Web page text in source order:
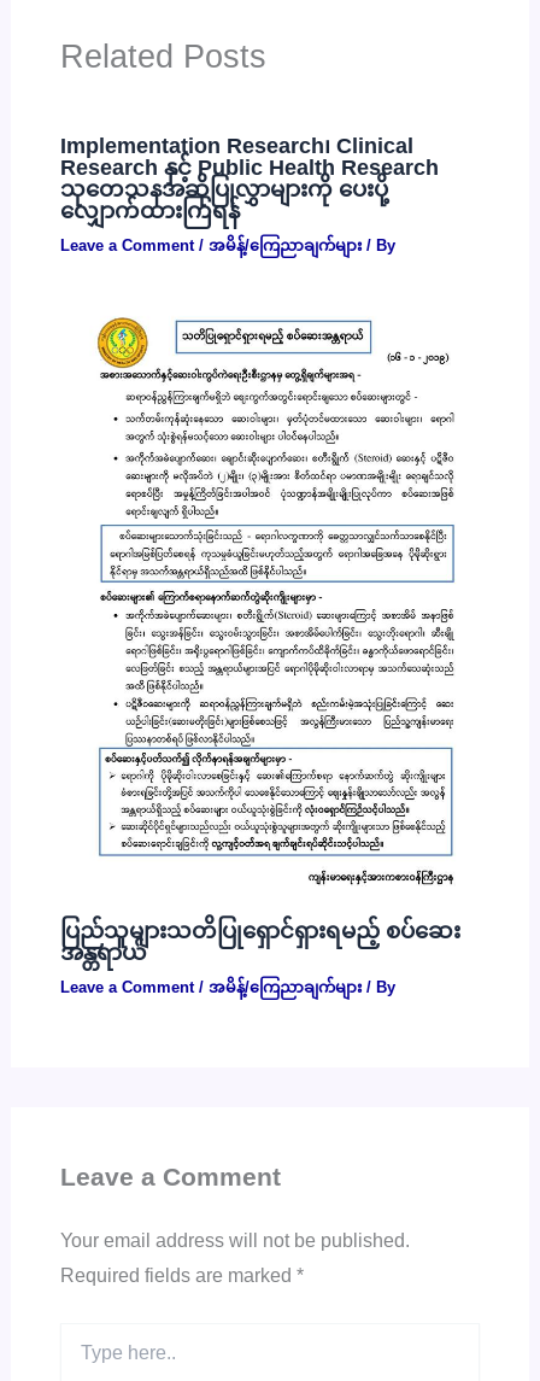
Related Posts
Implementation Research၊ Clinical
Research နှင့် Public Health Research
သုတေသနအဆိုပြုလွှာများကို ပေးပို့
လျှောက်ထားကြရန်
Leave a Comment / အမိန့်/ကြေညာချက်များ/ By
ပြည်သူများသတိပြုရှောင်ရှားရမည့် စပ်ဆေး
အန္တရာယ်
Leave a Comment / အမိန့်/ကြေညာချက်များ/ By
Leave a Comment
Your email address will not be published.
Required fields are marked *
here..